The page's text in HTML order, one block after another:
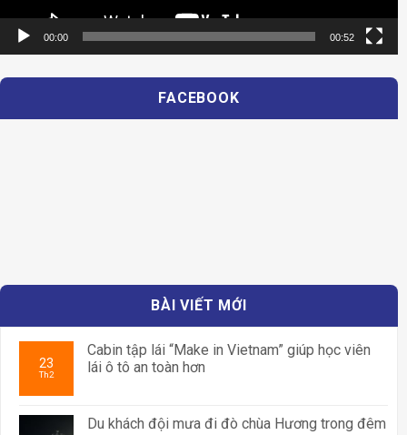
00:00 00:52
FACEBOOK
BÀI VIẾT MỚI
23
Th2
Cabin tập lái “Make in Vietnam” giúp học viên
lái ô tô an toàn hơn
Du khách đội mưa đi đò chùa Hương trong đêm